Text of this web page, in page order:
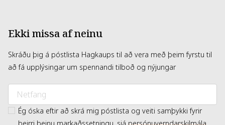
Ekki missa af neinu
Skráðu þig á póstlista Hagkaups til að vera með þeim fyrstu til
að fá upplýsingar um spennandi tilboð og nýjungar
Ég óska eftir að skrá mig póstlista og veiti samþykki fyrir